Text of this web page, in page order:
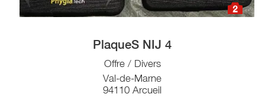
2
PlaqueS NIJ 4
Offre / Divers
Val-de-Marne
94110 Arcueil